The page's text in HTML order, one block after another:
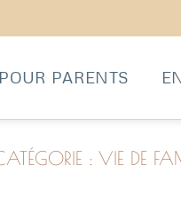
PARENTS
VIE DE